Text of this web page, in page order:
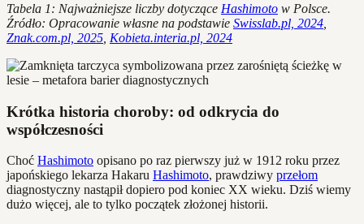
Tabela 1: Najważniejsze liczby dotyczące Hashimoto w Polsce.
Źródło: Opracowanie własne na podstawie Swisslab.pl, 2024
Znak.com.pl, 2025 Kobieta.interia.pl, 2024
Krótka historia choroby: od odkrycia do
współczesności
Choć Hashimoto opisano po raz pierwszy już w 1912 roku przez
japońskiego lekarza Hakaru Hashimoto, prawdziwy przełom
diagnostyczny nastąpił dopiero pod koniec XX wieku. Dziś wiemy
dużo więcej, ale to tylko początek złożonej historii.